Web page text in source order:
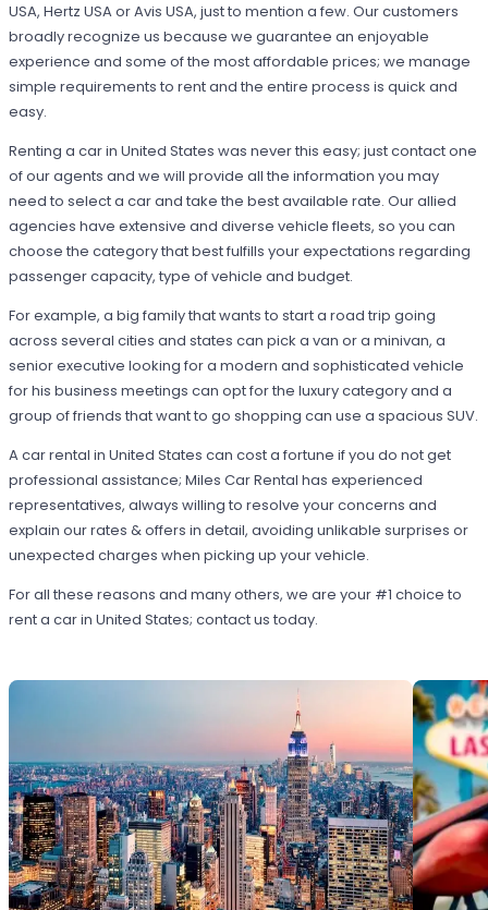
USA, Hertz USA or Avis USA, just to mention a few. Our customers
broadly recognize us because we guarantee an enjoyable
experience and some of the most affordable prices; we manage
simple requirements to rent and the entire process is quick and
easy.
Renting a car in United States was never this easy; just contact one
of our agents and we will provide all the information you may
need to select a car and take the best available rate. Our allied
agencies have extensive and diverse vehicle fleets, so you can
choose the category that best fulfills your expectations regarding
passenger capacity, type of vehicle and budget.
For example, a big family that wants to start a road trip going
across several cities and states can pick a van or a minivan, a
senior executive looking for a modern and sophisticated vehicle
for his business meetings can opt for the luxury category and a
group of friends that want to go shopping can use a spacious SUV.
A car rental in United States can cost a fortune if you do not get
professional assistance; Miles Car Rental has experienced
representatives, always willing to resolve your concerns and
explain our rates & offers in detail, avoiding unlikable surprises or
unexpected charges when picking up your vehicle.
For all these reasons and many others, we are your #1 choice to
rent a car in United States; contact us today.